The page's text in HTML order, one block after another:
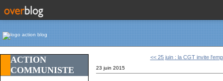
ACTION
COMMUNISTE
<< 25 juin : la CGT invite
23 juin 2015